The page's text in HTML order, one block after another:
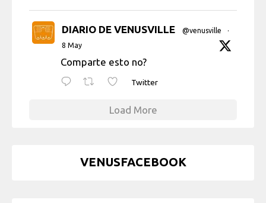
DIARIO DE VENUSVILLE @venusville
·
8 May
Comparte esto no?
Twitter
Load More
VENUSFACEBOOK